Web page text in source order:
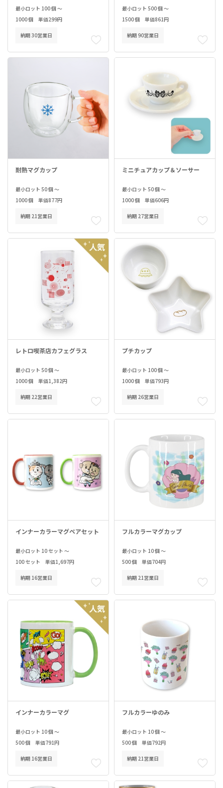
最小ロット 100 個 ～
1000 個 単価299円
納期 30営業日
最小ロット 500 個 ～
1500 個 単価861円
納期 90営業日
耐熱マグカップ
最小ロット 50 個 ～
1000 個 単価877円
納期 21営業日
ミニチュアカップ＆ソーサー
最小ロット 50 個 ～
1000 個 単価606円
納期 27営業日
レトロ喫茶店カフェグラス
最小ロット 50 個 ～
1000 個 単価1,382円
納期 22営業日
プチカップ
最小ロット 100 個 ～
1000 個 単価793円
納期 26営業日
インナーカラーマグペアセット
最小ロット 10 セット ～
100 セット 単価1,697円
納期 16営業日
フルカラーマグカップ
最小ロット 10 個 ～
500 個 単価704円
納期 21営業日
インナーカラーマグ
最小ロット 10 個 ～
500 個 単価791円
納期 16営業日
フルカラーゆのみ
最小ロット 10 個 ～
500 個 単価792円
納期 21営業日